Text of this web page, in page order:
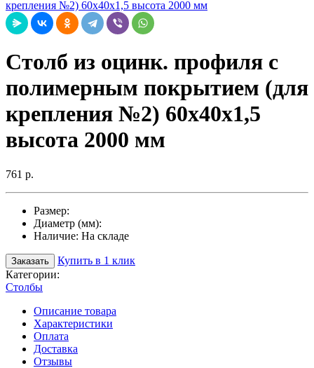
Столб из оцинк. профиля с
полимерным покрытием (для
крепления №2) 60х40х1,5
высота 2000 мм
761 р.
Размер:
Диаметр (мм):
Наличие: На складе
Заказать
Купить в 1 клик
Категории:
Столбы
Описание товара
Характеристики
Оплата
Доставка
Отзывы